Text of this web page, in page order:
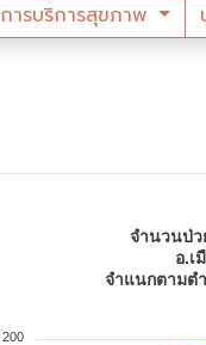
การบริการสุขภาพ